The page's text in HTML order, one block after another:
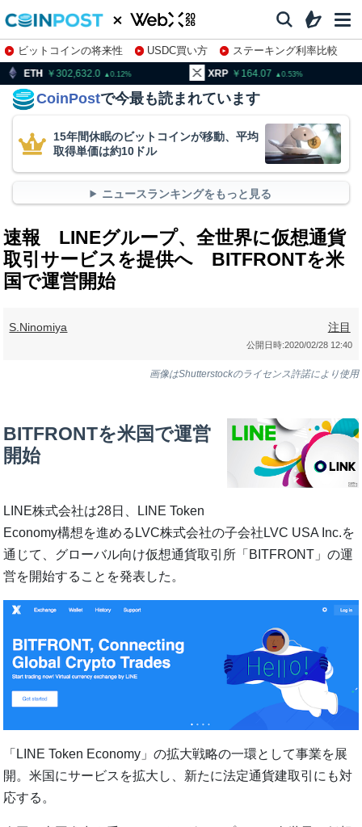
ビットコインの将来性 USDC買い方
ステーキング利率比較
株特集・関連銘柄
0.12 164.07 0.53
CoinPostで今最も読まれています
15年間休眠のビットコインが移動、平均
取得単価は約10ドル
ニュースランキングをもっと見る
速報 LINEグループ、全世界に仮想通貨
取引サービスを提供へ BITFRONTを米
国で運営開始
S.Ninomiya 注目
公開日時:2020/02/28 12:40
画像はShutterstockのライセンス許諾により使用
BITFRONTを米国で運営
開始
LINE株式会社は28日、LINE Token
Economy構想を進めるLVC株式会社の子会社LVC USA Inc.を
通じて、グローバル向け仮想通貨取引所「BITFRONT」の運
営を開始することを発表した。
「LINE Token Economy」の拡大戦略の一環として事業を展
開。米国にサービスを拡大し、新たに法定通貨建取引にも対
応する。